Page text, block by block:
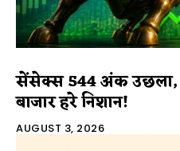
सेंसेक्स 544 अंक उछला,
बाजार हरे निशान!
AUGUST 3, 2026